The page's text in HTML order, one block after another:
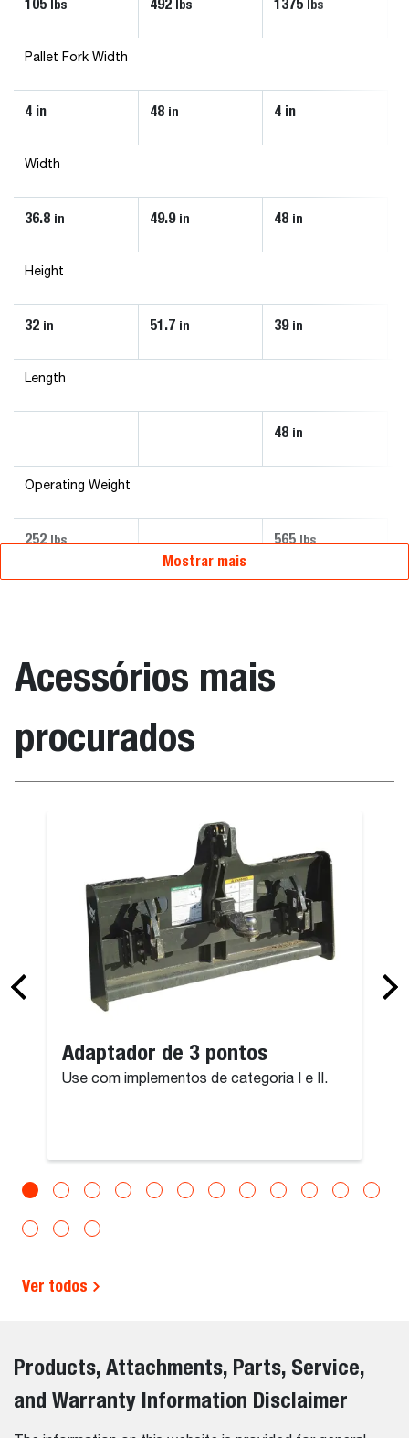
105 lbs 492 lbs 1375 lbs
Pallet Fork Width
4 in 48 in 4 in
Width
36.8 in 49.9 in 48 in
Height
32 in 51.7 in 39 in
Length
48 in
Operating Weight
252 lbs 565 lbs
Mostrar mais
Acessórios mais
procurados
Adaptador de 3 pontos
Use com implementos de categoria I e II.
Ver todos
Products, Attachments, Parts, Service,
and Warranty Information Disclaimer